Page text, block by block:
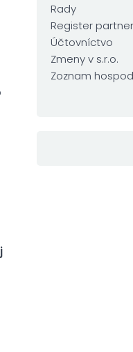
Rady
Register
Účtovníctvo
Zmeny v s.r.o.
Zoznam